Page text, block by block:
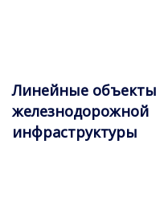
Линейные объекты
железнодорожной
инфраструктуры